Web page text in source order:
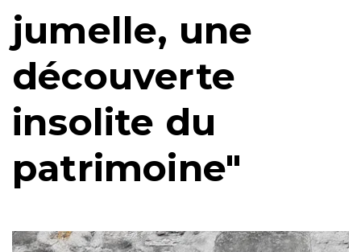
jumelle, une
découverte
insolite du
patrimoine"